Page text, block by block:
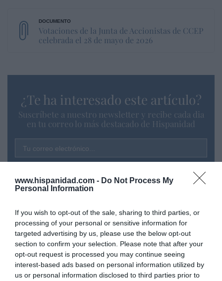
www.hispanidad.com - Do Not Process My
Personal Information
If you wish to opt-out of the sale, sharing to third parties, or
processing of your personal or sensitive information for
targeted advertising by us, please use the below opt-out
section to confirm your selection. Please note that after your
opt-out request is processed you may continue seeing
interest-based ads based on personal information utilized by
us or personal information disclosed to third parties prior to
Votaciones de la Junta de Accionistas de CCEP
celebrada el 28 de mayo de 2026
¿Te ha interesado este artículo?
Suscríbete a nuestro newsletter y recibe cada dia
en tu correo lo más destacado de Hispanidad
Tu correo electrónico...
He leído y acepto lascondiciones legales